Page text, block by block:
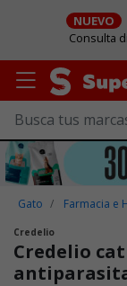
NUEVO
Consulta
Gato Farmacia e
Credelio
Credelio cat